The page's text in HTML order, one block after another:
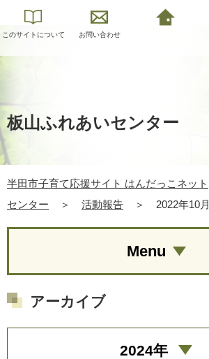
このサイトについて お問い合わせ
板山ふれあいセンター
半田市子育て応援サイト はんだっこネット
センター
＞ 活動報告 ＞ 2022年10月
Menu
アーカイブ
2024年